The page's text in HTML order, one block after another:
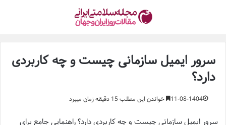
سرور ایمیل سازمانی چیست و چه کاربردی
دارد؟
11-08-1404 خواندن این مطلب 15 دقیقه زمان میبرد
سرور ایمیل سازمانی چیست و چه کاربردی دارد؟ راهنمایی جامع برای